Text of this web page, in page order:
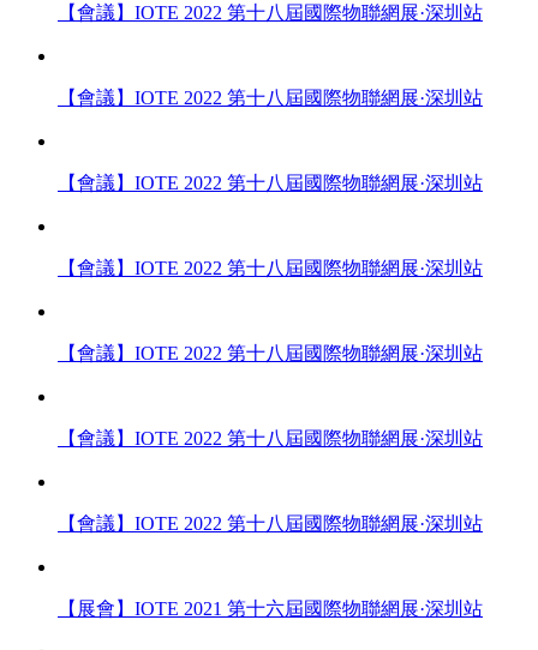
【會議】IOTE 2022 第十八屆國際物聯網展·深圳站
【會議】IOTE 2022 第十八屆國際物聯網展·深圳站
【會議】IOTE 2022 第十八屆國際物聯網展·深圳站
【會議】IOTE 2022 第十八屆國際物聯網展·深圳站
【會議】IOTE 2022 第十八屆國際物聯網展·深圳站
【會議】IOTE 2022 第十八屆國際物聯網展·深圳站
【會議】IOTE 2022 第十八屆國際物聯網展·深圳站
【展會】IOTE 2021 第十六屆國際物聯網展·深圳站